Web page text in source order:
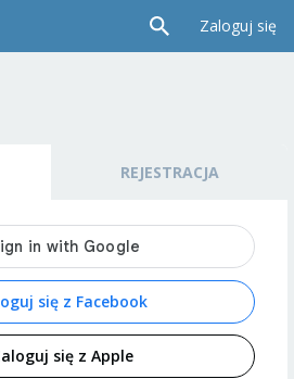
Zaloguj się
REJESTRACJA
się z Facebook
się z Apple